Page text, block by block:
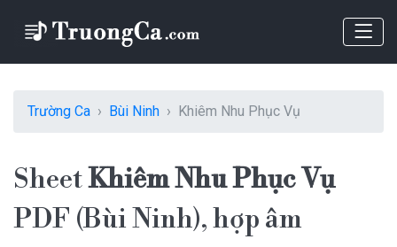
Trường Ca Bùi Ninh Khiêm Nhu Phục Vụ
SheetKhiêm Nhu Phục Vụ
PDF (Bùi Ninh), hợp âm